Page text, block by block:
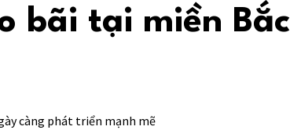
bãi tại miền Bắc
càng phát triển mạnh mẽ